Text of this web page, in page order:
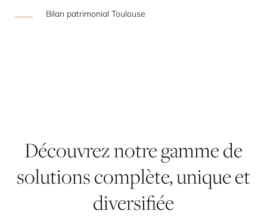
Bilan patrimonial Toulouse
Découvreznotregammede
solutionscomplète,uniqueet
diversifiée